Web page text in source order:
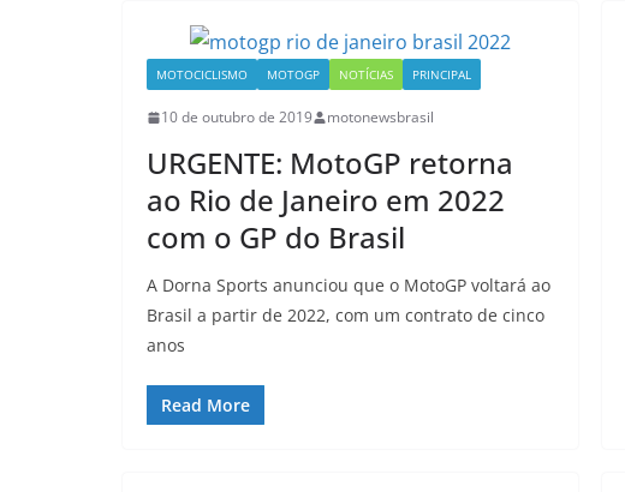
MOTOCICLISMO MOTOGP NOTÍCIAS PRINCIPAL
10 de outubro de 2019 motonewsbrasil
URGENTE: MotoGP retorna
ao Rio de Janeiro em 2022
com o GP do Brasil
A Dorna Sports anunciou que o MotoGP voltará ao
Brasil a partir de 2022, com um contrato de cinco
anos
Read More